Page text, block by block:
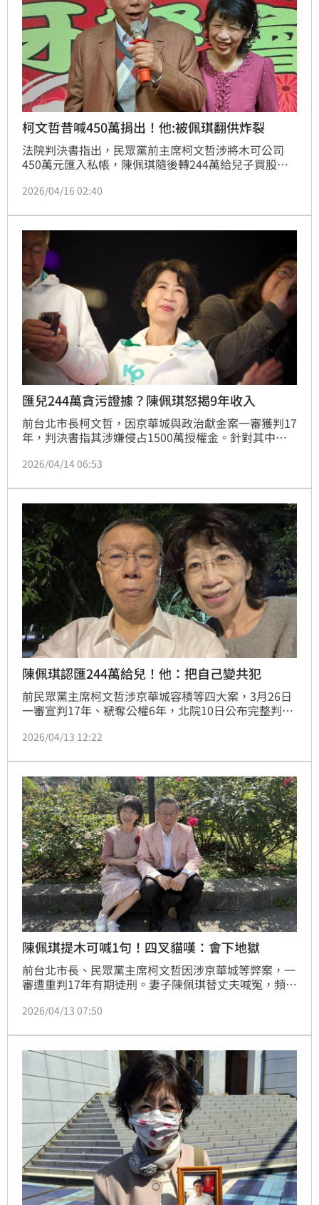
柯文哲昔喊450萬捐出！他:被佩琪翻供炸裂
法院判決書指出，民眾黨前主席柯文哲涉將木可公司
450萬元匯入私帳，陳佩琪隨後轉244萬給兒子買股，
世代共好協會理事長張育萌也揪出過往言論「陳佩琪是
團體了啦，現在又被佩琪翻供炸裂」。
2026/04/16 02:40
匯兒244萬貪污證據？陳佩琪怒揭9年收入
前台北市長柯文哲，因京華城與政治獻金案一審獲判17
年，判決書指其涉嫌侵占1500萬授權金。針對其中遭
妻子陳佩琪今（14）日公開過去9年收入總額，強調夫
244萬元贈與給小孩？」
2026/04/14 06:53
陳佩琪認匯244萬給兒！他：把自己變共犯
前民眾黨主席柯文哲涉京華城容積等四大案，3月26日
一審宣判17年、褫奪公權6年，北院10日公布完整判決
子陳佩琪匯給兒子244萬買股票、基金。昨（12）日陳
長張育萌不禁直言，陳佩琪不僅親口證實自己匯款244
萬給兒子，直接把自己變共犯，又戳破柯文哲「不知道
京華城容積率」的謊話，如同給柯文哲「補刀」。
2026/04/13 12:22
陳佩琪提木可喊1句！四叉貓嘆：會下地獄
前台北市長、民眾黨主席柯文哲因涉京華城等弊案，一
審遭重判17年有期徒刑。妻子陳佩琪替丈夫喊冤，頻頻
實在是眾多黨公職和我們夫妻努力賣小物賺來的錢」。
種話將來真的會下地獄」。
2026/04/13 07:50